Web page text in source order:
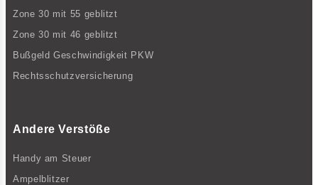
Zone 30 mit 55 geblitzt
Zone 30 mit 46 geblitzt
Bußgeld Geschwindigkeit PKW
Rechtsschutzversicherung
Andere Verstöße
Handy am Steuer
Ampelblitzer